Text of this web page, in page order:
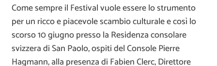
Come sempre il Festival vuole essere lo strumento
per un ricco e piacevole scambio culturale e così lo
scorso 10 giugno presso la Residenza consolare
svizzera di San Paolo, ospiti del Console Pierre
Hagmann, alla presenza di Fabien Clerc, Direttore